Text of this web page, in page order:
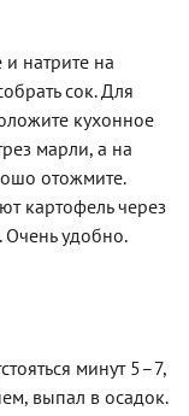
натрите на
сок. Для
кухонное
марли, а на
отожмите.
картофель через
удобно.
минут 5–7,
выпал в осадок.